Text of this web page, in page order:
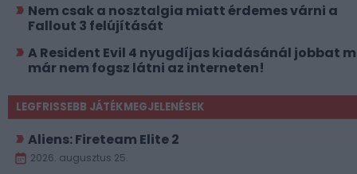
Nem csak a nosztalgia miatt érdemes várni a
Fallout 3 felújítását
A Resident Evil 4 nyugdíjas kiadásánál jobbat
már nem fogsz látni az interneten!
LEGFRISSEBB JÁTÉKMEGJELENÉSEK
Aliens: Fireteam Elite 2
2026. augusztus 25.